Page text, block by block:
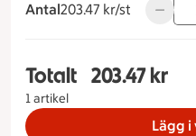
Antal
203.47 kronor styck
203.47 kr/st
Totalt
1 artikel
Totalt 1 stycken
203.47 kr
Lägg i